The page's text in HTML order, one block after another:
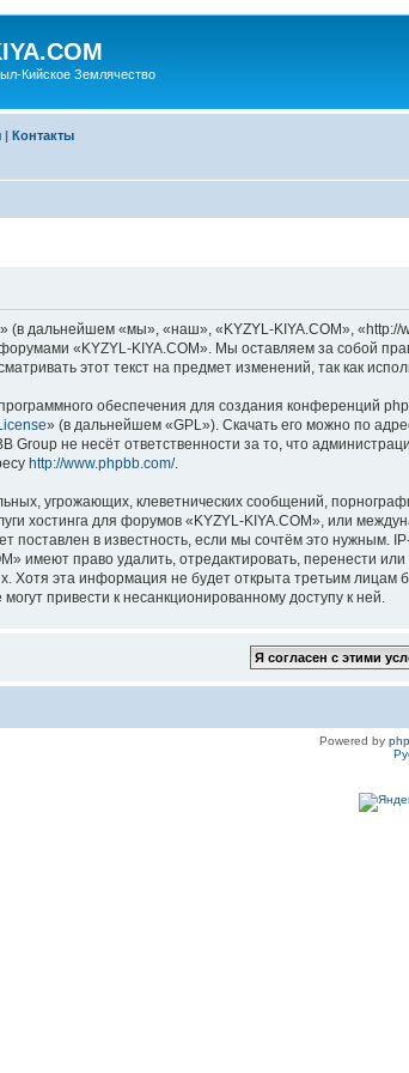
Кийское Землячество
| Контакты
(в дальнейшем «мы», «наш», «KYZYL-KIYA.COM»,
«KYZYL-KIYA.COM». Мы оставляем за собой
этот текст на предмет изменений, так как
обеспечения для создания конференций
» (в дальнейшем «GPL»). Скачать его можно по
Group не несёт ответственности за то, что
http://www.phpbb.com/.
угрожающих, клеветнических сообщений,
хостинга для форумов «KYZYL-KIYA.COM», или
поставлен в известность, если мы сочтём это нужным.
имеют право удалить, отредактировать, перенести
Хотя эта информация не будет открыта третьим
привести к несанкционированному доступу к ней.
Powered by